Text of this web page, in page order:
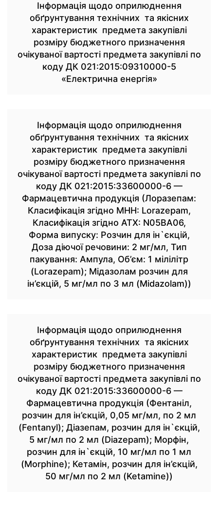
Інформація щодо оприлюднення
обґрунтування технічних та якісних
характеристик предмета закупівлі
розміру бюджетного призначення
очікуваної вартості предмета закупівлі по
коду ДК 021:2015:09310000-5
«Електрична енергія»
Інформація щодо оприлюднення
обґрунтування технічних та якісних
характеристик предмета закупівлі
розміру бюджетного призначення
очікуваної вартості предмета закупівлі по
коду ДК 021:2015:33600000-6 —
Фармацевтична продукція (Лоразепам:
Класифікація згідно МНН: Lorazepam,
Класифікація згідно АТХ: N05BA06,
Форма випуску: Розчин для ін`єкцій,
Доза діючої речовини: 2 мг/мл, Тип
пакування: Ампула, Об’єм: 1 мілілітр
(Lorazepam); Мідазолам розчин для
ін’єкцій, 5 мг/мл по 3 мл (Midazolam))
Інформація щодо оприлюднення
обґрунтування технічних та якісних
характеристик предмета закупівлі
розміру бюджетного призначення
очікуваної вартості предмета закупівлі по
коду ДК 021:2015:33600000-6 —
Фармацевтична продукція (Фентаніл,
розчин для ін’єкцій, 0,05 мг/мл, по 2 мл
(Fentanyl); Діазепам, розчин для ін`єкцій,
5 мг/мл по 2 мл (Diazepam); Морфін,
розчин для ін`єкцій, 10 мг/мл по 1 мл
(Morphine); Кетамін, розчин для ін’єкцій,
50 мг/мл по 2 мл (Ketamine))